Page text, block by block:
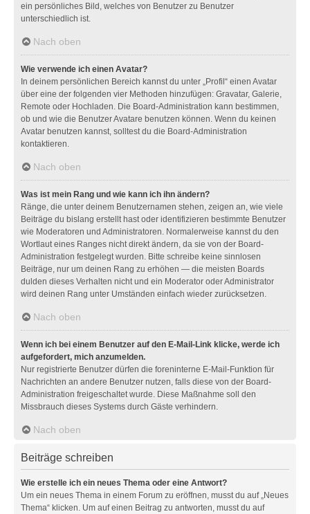
ein persönliches Bild, welches von Benutzer zu Benutzer
unterschiedlich ist.
Nach oben
Wie verwende ich einen Avatar?
In deinem persönlichen Bereich kannst du unter „Profil“ einen Avatar
über eine der folgenden vier Methoden hinzufügen: Gravatar, Galerie,
Remote oder Hochladen. Die Board-Administration kann bestimmen,
ob und wie die Benutzer Avatare benutzen können. Wenn du keinen
Avatar benutzen kannst, solltest du die Board-Administration
kontaktieren.
Nach oben
Was ist mein Rang und wie kann ich ihn ändern?
Ränge, die unter deinem Benutzernamen stehen, zeigen an, wie viele
Beiträge du bislang erstellt hast oder identifizieren bestimmte Benutzer
wie Moderatoren und Administratoren. Normalerweise kannst du den
Wortlaut eines Ranges nicht direkt ändern, da sie von der Board-
Administration festgelegt wurden. Bitte schreibe keine sinnlosen
Beiträge, nur um deinen Rang zu erhöhen — die meisten Boards
dulden dieses Verhalten nicht und ein Moderator oder Administrator
wird deinen Rang unter Umständen einfach wieder zurücksetzen.
Nach oben
Wenn ich bei einem Benutzer auf den E-Mail-Link klicke, werde ich
aufgefordert, mich anzumelden.
Nur registrierte Benutzer dürfen die foreninterne E-Mail-Funktion für
Nachrichten an andere Benutzer nutzen, falls diese von der Board-
Administration freigeschaltet wurde. Diese Maßnahme soll den
Missbrauch dieses Systems durch Gäste verhindern.
Nach oben
Beiträge schreiben
Wie erstelle ich ein neues Thema oder eine Antwort?
Um ein neues Thema in einem Forum zu eröffnen, musst du auf „Neues
Thema“ klicken. Um auf einen Beitrag zu antworten, musst du auf